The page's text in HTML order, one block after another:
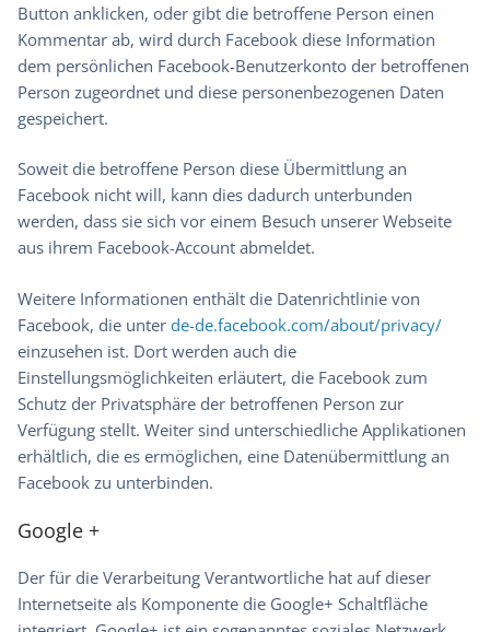
Button anklicken, oder gibt die betroffene Person einen
Kommentar ab, wird durch Facebook diese Information
dem persönlichen Facebook-Benutzerkonto der betroffenen
Person zugeordnet und diese personenbezogenen Daten
gespeichert.
Soweit die betroffene Person diese Übermittlung an
Facebook nicht will, kann dies dadurch unterbunden
werden, dass sie sich vor einem Besuch unserer Webseite
aus ihrem Facebook-Account abmeldet.
Weitere Informationen enthält die Datenrichtlinie von
Facebook, die unter de-de.facebook.com/about/privacy/
einzusehen ist. Dort werden auch die
Einstellungsmöglichkeiten erläutert, die Facebook zum
Schutz der Privatsphäre der betroffenen Person zur
Verfügung stellt. Weiter sind unterschiedliche Applikationen
erhältlich, die es ermöglichen, eine Datenübermittlung an
Facebook zu unterbinden.
Google +
Der für die Verarbeitung Verantwortliche hat auf dieser
Internetseite als Komponente die Google+ Schaltfläche